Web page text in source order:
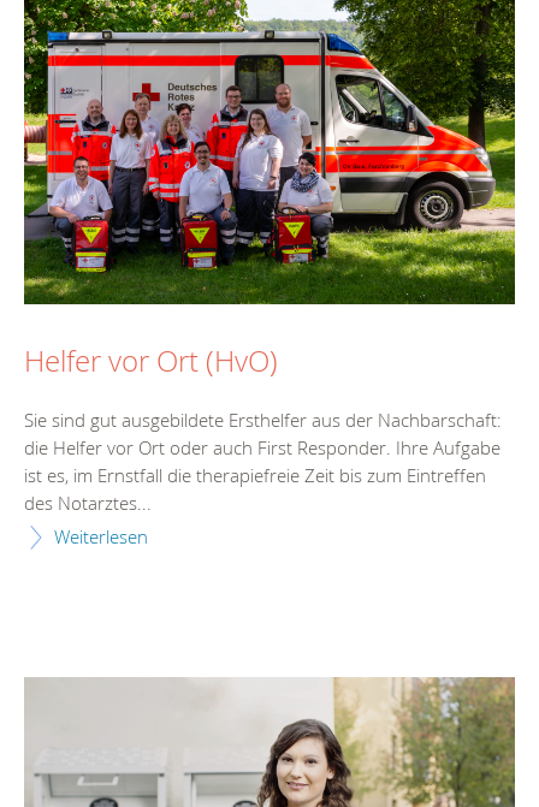
Helfer vor Ort (HvO)
Sie sind gut ausgebildete Ersthelfer aus der Nachbarschaft:
die Helfer vor Ort oder auch First Responder. Ihre Aufgabe
ist es, im Ernstfall die therapiefreie Zeit bis zum Eintreffen
des Notarztes...
Weiterlesen